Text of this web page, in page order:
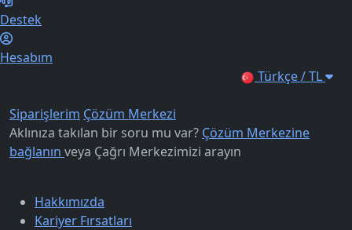
Destek
Hesabım
Türkçe / TL
Siparişlerim Çözüm Merkezi
Aklınıza takılan bir soru mu var? Çözüm Merkezine
bağlanın veya Çağrı Merkezimizi arayın
Hakkımızda
Kariyer Fırsatları